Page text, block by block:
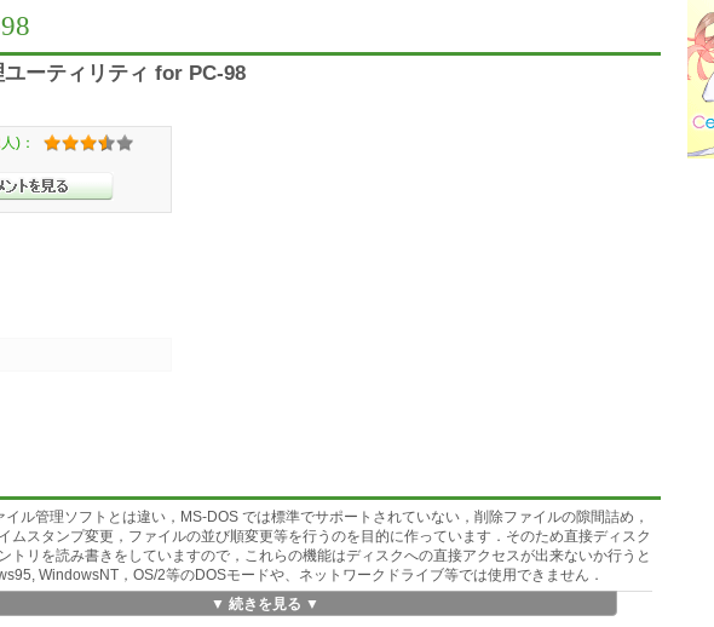
ユーティリティ for PC-98
ル管理ソフトとは違い，MS-DOS では標準でサポートされていない，削除ファイルの隙間詰め，
ムスタンプ変更，ファイルの並び順変更等を行うのを目的に作っています．そのため直接ディスク
トリを読み書きをしていますので，これらの機能はディスクへの直接アクセスが出来ないか行うと
WindowsNT，OS/2等のDOSモードや、ネットワークドライブ等では使用できません．
▼ 続きを見る ▼
人)：